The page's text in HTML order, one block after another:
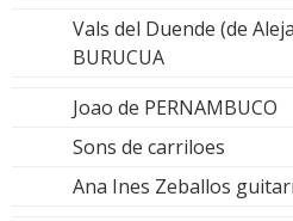
Vals del Duende (de
BURUCUA
Joao de PERNAMBUCO
Sons de carriloes
Ana Ines Zeballos